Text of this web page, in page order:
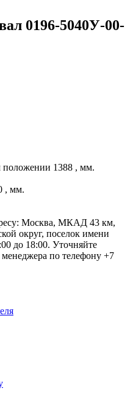
0196-5040У-00-
положении 1388 , мм.
, мм.
Москва, МКАД 43 км,
округ, поселок имени
до 18:00. Уточняйте
по телефону +7